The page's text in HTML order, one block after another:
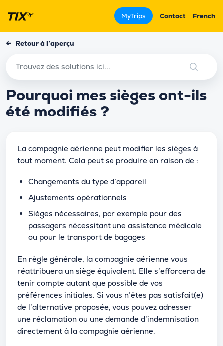
MyTrips Contact French
← Retour à l’aperçu
Pourquoi mes sièges ont-ils
été modifiés ?
La compagnie aérienne peut modifier les sièges à
tout moment. Cela peut se produire en raison de :
Changements du type d’appareil
Ajustements opérationnels
Sièges nécessaires, par exemple pour des
passagers nécessitant une assistance médicale
ou pour le transport de bagages
En règle générale, la compagnie aérienne vous
réattribuera un siège équivalent. Elle s’efforcera de
tenir compte autant que possible de vos
préférences initiales. Si vous n’êtes pas satisfait(e)
de l’alternative proposée, vous pouvez adresser
une réclamation ou une demande d’indemnisation
directement à la compagnie aérienne.